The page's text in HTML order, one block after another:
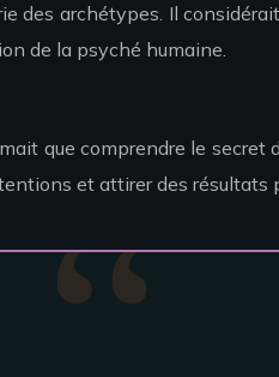
des archétypes. Il
de la psyché humaine.
que comprendre le
et attirer des